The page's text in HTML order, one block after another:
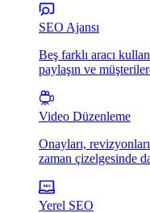
SEO Ajansı
Beş farklı aracı
paylaşın ve
Video Düzenleme
Onayları,
zaman çizelgesinde
Yerel SEO